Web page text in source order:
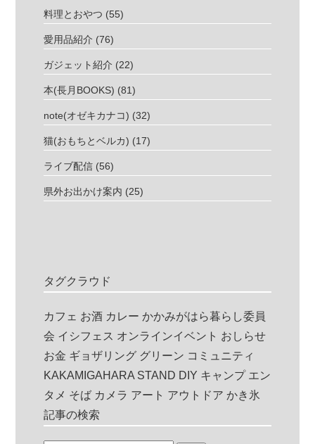
料理とおやつ (55)
愛用品紹介 (76)
ガジェット紹介 (22)
本(長月BOOKS) (81)
note(オゼキカナコ) (32)
猫(おもちとベルカ) (17)
ライブ配信 (56)
県外お出かけ案内 (25)
タグクラウド
カフェ お酒 カレー かかみがはら暮らし委員
会 イシフェス オンラインイベント おしらせ
お金 ギョザリング グリーン コミュニティ
KAKAMIGAHARA STAND DIY キャンプ エン
タメ そば カメラ アート アウトドア かき氷
記事の検索